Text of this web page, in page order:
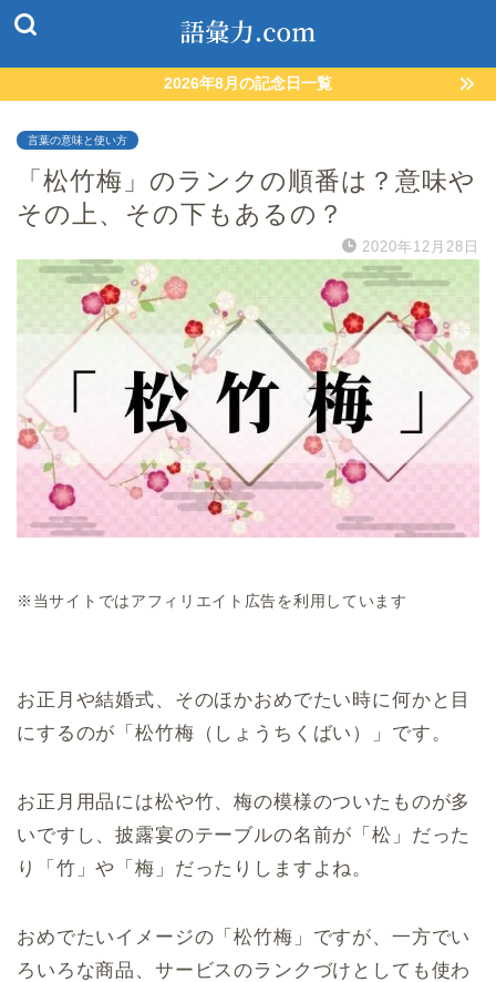
2026年8月の記念日一覧
言葉の意味と使い方
「松竹梅」のランクの順番は？意味や
その上、その下もあるの？
2020年12月28日
※当サイトではアフィリエイト広告を利用しています
お正月や結婚式、そのほかおめでたい時に何かと目
にするのが「松竹梅（しょうちくばい）」です。
お正月用品には松や竹、梅の模様のついたものが多
いですし、披露宴のテーブルの名前が「松」だった
り「竹」や「梅」だったりしますよね。
おめでたいイメージの「松竹梅」ですが、一方でい
ろいろな商品、サービスのランクづけとしても使わ